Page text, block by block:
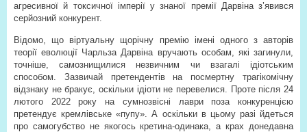
агресивної й токсичної імперії у знаної премії Дарвіна з’явився
серйозний конкурент.
Відомо, що віртуальну щорічну премію імені одного з авторів
теорії еволюції Чарльза Дарвіна вручають особам, які загинули,
точніше, самознищилися незвичним чи взагалі ідіотським
способом. Зазвичай претендентів на посмертну трагікомічну
відзнаку не бракує, оскільки ідіоти не перевелися. Проте після 24
лютого 2022 року на сумнозвісні лаври поза конкуренцією
претендує кремлівське «пупу». А оскільки в цьому разі йдеться
про самогубство не якогось кретина-одинака, а крах донедавна